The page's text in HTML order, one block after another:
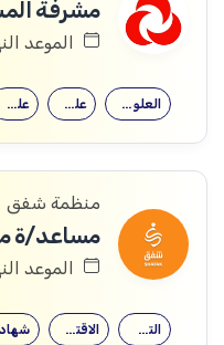
الموعد النهائي:
علم النفس علم اجتماع العلوم الاجتماعية
منظمة شفق
مساعد/ة
الموعد النهائي:
الاقتصاد التجارة